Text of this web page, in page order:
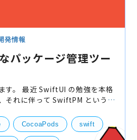
発情報
パッケージ管理ツー
強を本格
それに伴って SwiftPM というパ
す。（SwiftUI についても近々
CocoaPods swift